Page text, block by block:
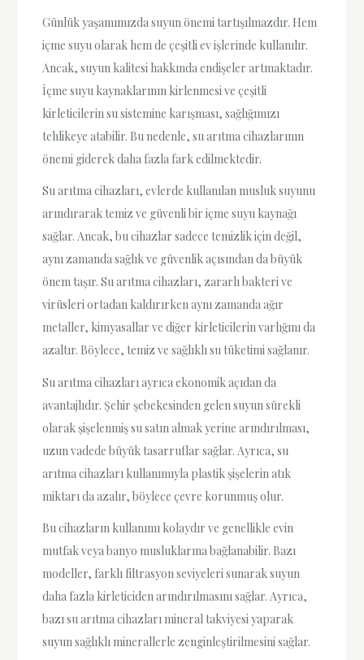
Günlük yaşamımızda suyun önemi tartışılmazdır. Hem
içme suyu olarak hem de çeşitli ev işlerinde kullanılır.
Ancak, suyun kalitesi hakkında endişeler artmaktadır.
İçme suyu kaynaklarının kirlenmesi ve çeşitli
kirleticilerin su sistemine karışması, sağlığımızı
tehlikeye atabilir. Bu nedenle, su arıtma cihazlarının
önemi giderek daha fazla fark edilmektedir.
Su arıtma cihazları, evlerde kullanılan musluk suyunu
arındırarak temiz ve güvenli bir içme suyu kaynağı
sağlar. Ancak, bu cihazlar sadece temizlik için değil,
aynı zamanda sağlık ve güvenlik açısından da büyük
önem taşır. Su arıtma cihazları, zararlı bakteri ve
virüsleri ortadan kaldırırken aynı zamanda ağır
metaller, kimyasallar ve diğer kirleticilerin varlığını da
azaltır. Böylece, temiz ve sağlıklı su tüketimi sağlanır.
Su arıtma cihazları ayrıca ekonomik açıdan da
avantajlıdır. Şehir şebekesinden gelen suyun sürekli
olarak şişelenmiş su satın almak yerine arındırılması,
uzun vadede büyük tasarruflar sağlar. Ayrıca, su
arıtma cihazları kullanımıyla plastik şişelerin atık
miktarı da azalır, böylece çevre korunmuş olur.
Bu cihazların kullanımı kolaydır ve genellikle evin
mutfak veya banyo musluklarına bağlanabilir. Bazı
modeller, farklı filtrasyon seviyeleri sunarak suyun
daha fazla kirleticiden arındırılmasını sağlar. Ayrıca,
bazı su arıtma cihazları mineral takviyesi yaparak
suyun sağlıklı minerallerle zenginleştirilmesini sağlar.